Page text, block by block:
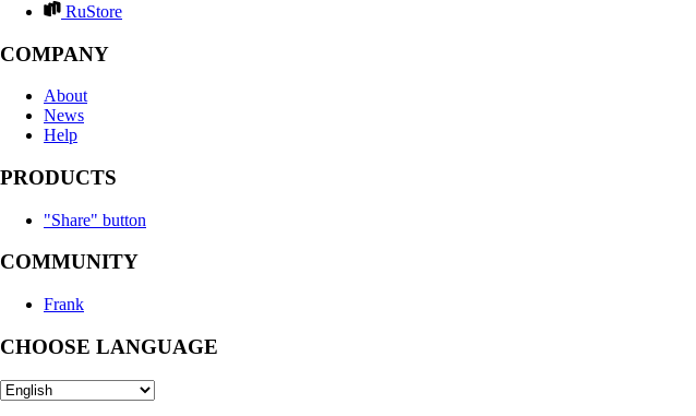
RuStore
COMPANY
About
News
Help
PRODUCTS
"Share" button
COMMUNITY
Frank
CHOOSE LANGUAGE